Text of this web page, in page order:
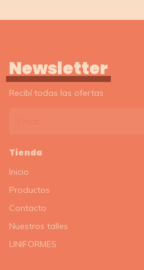
Newsletter
Recibí todas las ofertas
Tienda
Inicio
Productos
Contacto
Nuestros talles
UNIFORMES